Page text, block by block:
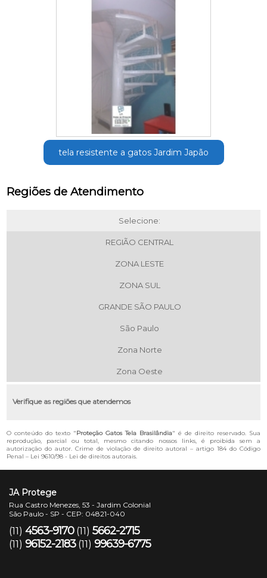
tela resistente a gatos Jardim Japão
Regiões de Atendimento
Selecione:
REGIÃO CENTRAL
ZONA LESTE
ZONA SUL
GRANDE SÃO PAULO
São Paulo
Zona Norte
Zona Oeste
Verifique as regiões que atendemos
O conteúdo do texto "Proteção Gatos Tela Brasilândia" é de direito reservado. Sua
reprodução, parcial ou total, mesmo citando nossos links, é proibida sem a
autorização do autor. Crime de violação de direito autoral – artigo 184 do Código
Penal – Lei 9610/98 - Lei de direitos autorais.
JA Protege
Rua Castro Menezes, 53 - Jardim Colonial
São Paulo - SP - CEP: 04821-040
(11) 4563-9170 (11) 5662-2715
(11) 96152-2183 (11) 99639-6775